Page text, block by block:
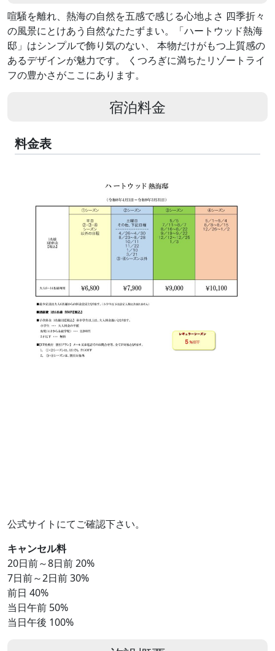
喧騒を離れ、熱海の自然を五感で感じる心地よさ 四季折々
の風景にとけあう自然なたたずまい。「ハートウッド熱海
邸」はシンプルで飾り気のない、 本物だけがもつ上質感の
あるデザインが魅力です。 くつろぎに満ちたリゾートライ
フの豊かさがここにあります。
宿泊料金
料金表
公式サイトにてご確認下さい。
キャンセル料
20日前～8日前 20%
7日前～2日前 30%
前日 40%
当日午前 50%
当日午後 100%